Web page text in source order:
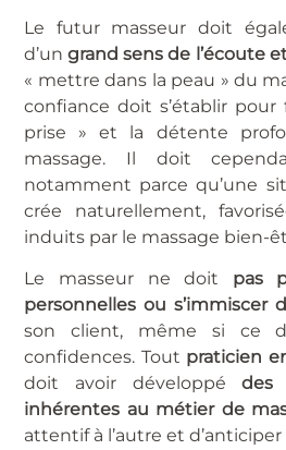
Le futur masseur doit
d’ungrand sens de l’écoute
« mettre dans la peau » du
confiance doit s’établir pour
prise » et la détente
massage. Il doit
notamment parce qu’une
crée naturellement,
induits par le massage bien-
Le masseur ne doit pas
personnelles ou s’immiscer
son client, même si ce
confidences. Tout praticien
doit avoir développédes
inhérentes au métier de
attentif à l’autre et d’anticiper